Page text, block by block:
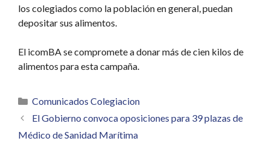
los colegiados como la población en general, puedan
depositar sus alimentos.
El icomBA se compromete a donar más de cien kilos de
alimentos para esta campaña.
Categorías
Comunicados Colegiacion
El Gobierno convoca oposiciones para 39 plazas de
Médico de Sanidad Marítima